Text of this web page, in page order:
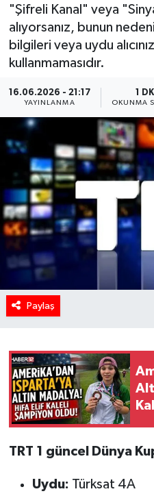
"Şifreli Kanal" veya
alıyorsanız, bunun
bilgileri veya uydu
kullanmamasıdır.
16.06.2026 - 21:17
YAYINLANMA
1 DK
OKUNMA
Paylaş
TRT 1 güncel Dünya
Uydu: Türksat 4A
EĞİTİM
GENEL
HABERDE İNSAN
İlginç
KÜLTÜR SANAT
MAGAZİN
Oyun
POLİTİKA
RESMİ İLANLAR
SAĞLIK
Spor
Tarihi Yapılarımız
Teknoloji
Türkiye
Son Dakika Haberleri
Haber Arşivi